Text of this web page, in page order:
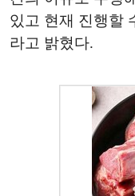
있고 현재 진행할
라고 밝혔다.